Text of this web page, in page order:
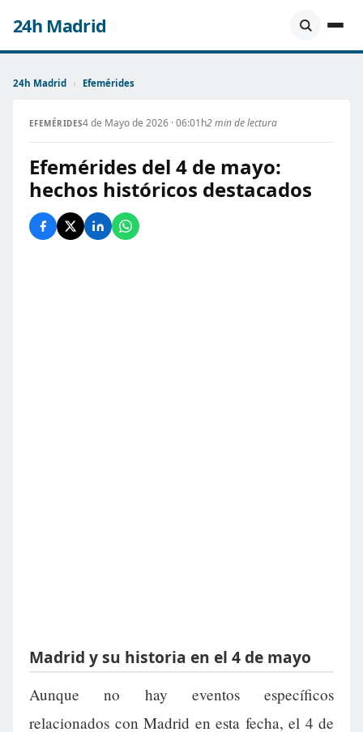
24h Madrid
24h Madrid › Efemérides
EFEMÉRIDES4 de Mayo de 2026 · 06:01h2 min de lectura
Efemérides del 4 de mayo:
hechos históricos destacados
Madrid y su historia en el 4 de mayo
Aunque no hay eventos específicos
relacionados con Madrid en esta fecha, el 4 de